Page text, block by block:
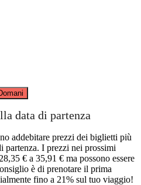
data di partenza
addebitare prezzi dei biglietti più
partenza. I prezzi nei prossimi
€ a 35,91 € ma possono essere
è di prenotare il prima
fino a 21% sul tuo viaggio!